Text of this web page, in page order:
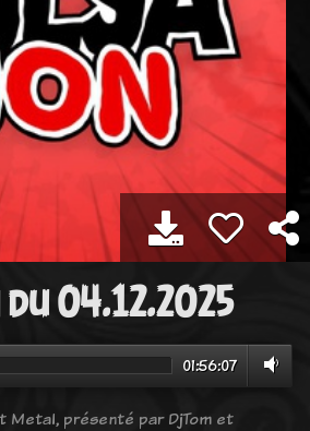
04.12.2025
01:56:07
Metal, présenté par DjTom et